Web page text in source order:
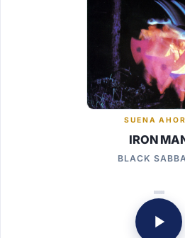
SUENA
IRON
BLACK